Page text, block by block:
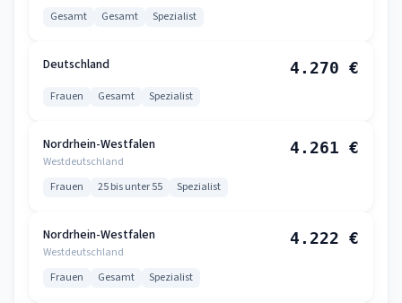
Gesamt Gesamt Spezialist
Deutschland 4.270 €
Frauen Gesamt Spezialist
Nordrhein-Westfalen
Westdeutschland
4.261 €
Frauen 25 bis unter 55 Spezialist
Nordrhein-Westfalen
Westdeutschland
4.222 €
Frauen Gesamt Spezialist